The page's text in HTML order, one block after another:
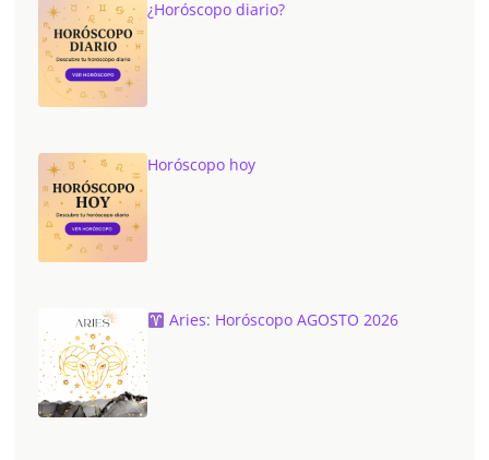
¿Horóscopo diario?
Horóscopo hoy
Aries: Horóscopo AGOSTO 2026